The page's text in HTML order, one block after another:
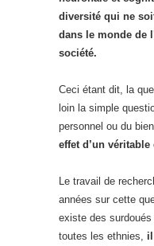
diversité qui ne
dans le monde de
société.
Ceci étant dit, la
loin la simple
personnel ou du
effet d’un
Le travail de
années sur cette
existe des
toutes les ethnies,